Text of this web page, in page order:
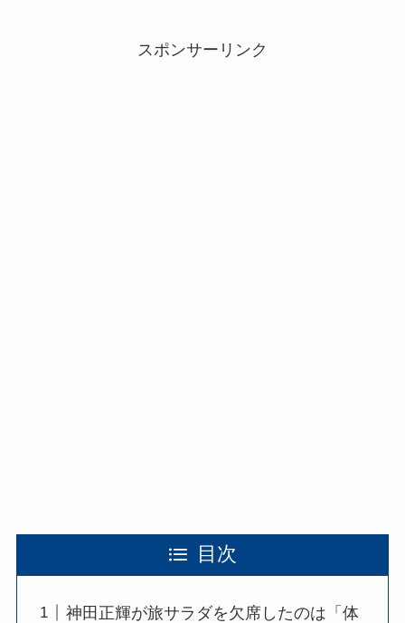
スポンサーリンク
目次
神田正輝が旅サラダを欠席したのは「体